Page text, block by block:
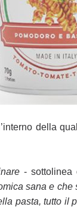
della
- sottolinea
sana e
pasta, tutto il